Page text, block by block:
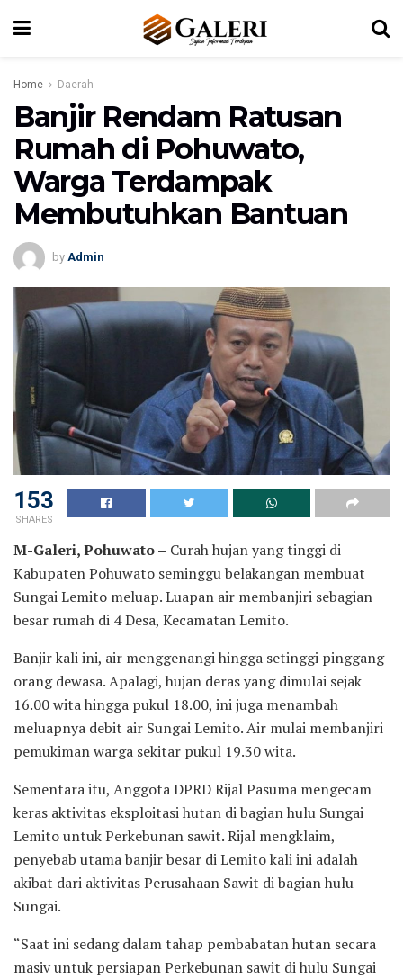
Home Daerah
Banjir Rendam Ratusan
Rumah di Pohuwato,
Warga Terdampak
Membutuhkan Bantuan
by Admin
153
SHARES
M-Galeri, Pohuwato – Curah hujan yang tinggi di
Kabupaten Pohuwato seminggu belakangan membuat
Sungai Lemito meluap. Luapan air membanjiri sebagian
besar rumah di 4 Desa, Kecamatan Lemito.
Banjir kali ini, air menggenangi hingga setinggi pinggang
orang dewasa. Apalagi, hujan deras yang dimulai sejak
16.00 wita hingga pukul 18.00, ini juga menambah
meluapnya debit air Sungai Lemito. Air mulai membanjiri
pemukiman warga sekitar pukul 19.30 wita.
Sementara itu, Anggota DPRD Rijal Pasuma mengecam
keras aktivitas eksploitasi hutan di bagian hulu Sungai
Lemito untuk Perkebunan sawit. Rijal mengklaim,
penyebab utama banjir besar di Lemito kali ini adalah
akibat dari aktivitas Perusahaan Sawit di bagian hulu
Sungai.
“Saat ini sedang dalam tahap pembabatan hutan secara
masiv untuk persiapan Perkebunan sawit di hulu Sungai